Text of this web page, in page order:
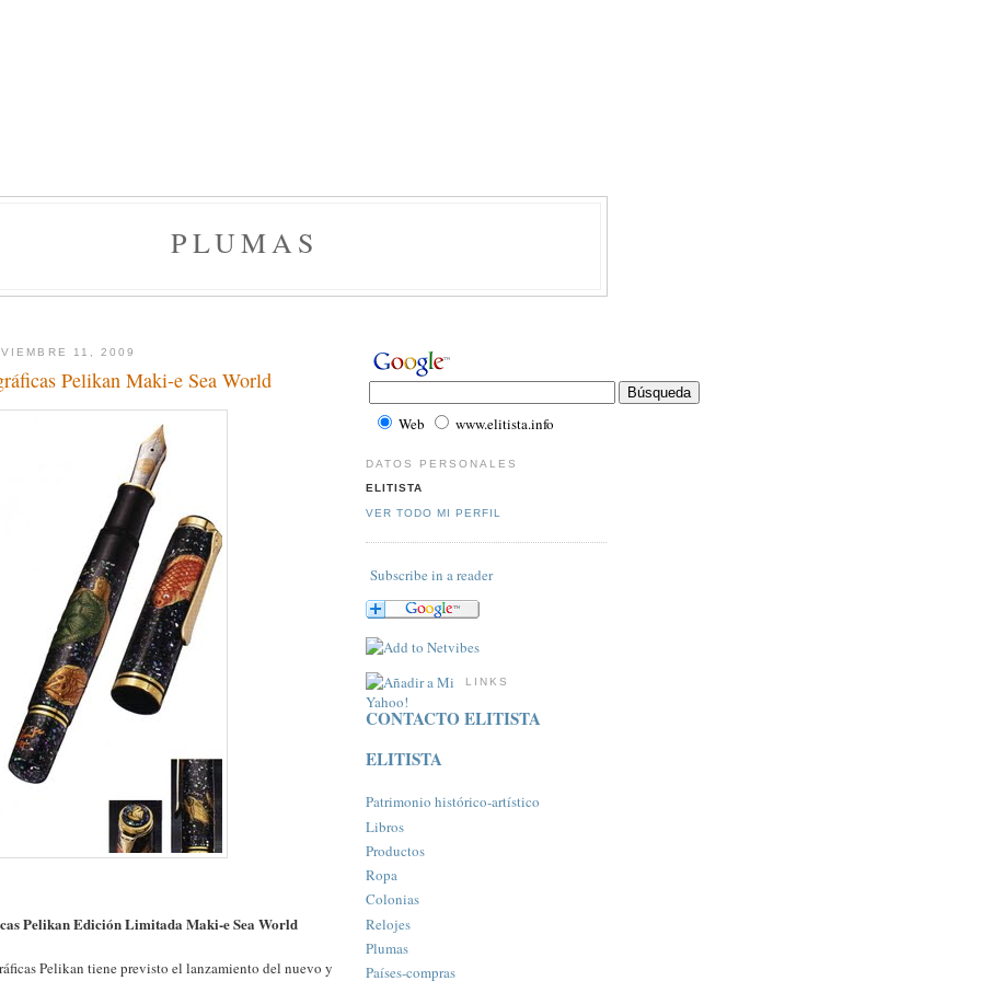
PLUMAS
11, 2009
Pelikan Maki-e Sea World
Pelikan Edición Limitada Maki-e Sea World
Pelikan tiene previsto el lanzamiento del nuevo y
Web www.elitista.info
DATOS PERSONALES
ELITISTA
VER TODO MI PERFIL
Subscribe in a reader
LINKS
CONTACTO ELITISTA
ELITISTA
Patrimonio histórico-artí­stico
Libros
Productos
Ropa
Colonias
Relojes
Plumas
Paí­ses-compras